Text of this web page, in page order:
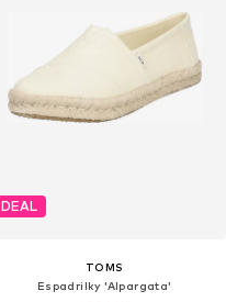
DEAL
TOMS
Espadrilky 'Alpargata'